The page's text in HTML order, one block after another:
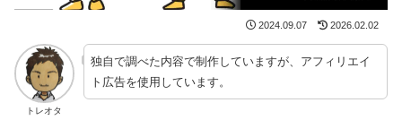
2024.09.07 2026.02.02
トレオタ
独自で調べた内容で制作していますが、アフィリエイ
ト広告を使用しています。